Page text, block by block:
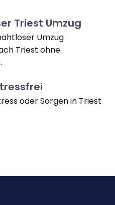
Triest Umzug
Umzug
Triest ohne
oder Sorgen in Triest